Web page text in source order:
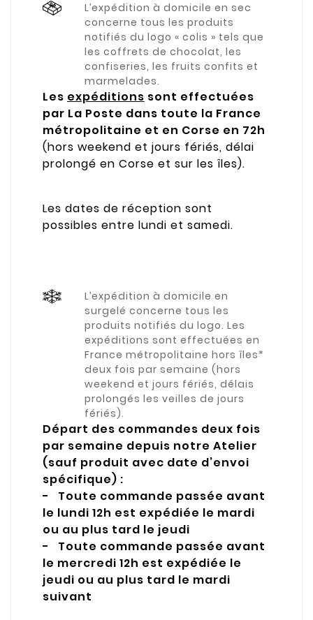
L’expédition à domicile en sec
concerne tous les produits
notifiés du logo « colis » tels que
les coffrets de chocolat, les
confiseries, les fruits confits et
marmelades.
Les expéditions sont effectuées
par La Poste dans toute la France
métropolitaine et en Corse en 72h
(hors weekend et jours fériés, délai
prolongé en Corse et sur les îles).
Les dates de réception sont
possibles entre lundi et samedi.
L’expédition à domicile en
surgelé concerne tous les
produits notifiés du logo. Les
expéditions sont effectuées en
France métropolitaine hors îles*
deux fois par semaine (hors
weekend et jours fériés, délais
prolongés les veilles de jours
fériés).
Départ des commandes deux fois
par semaine depuis notre Atelier
(sauf produit avec date d’envoi
spécifique) :
- Toute commande passée avant
le lundi 12h est expédiée le mardi
ou au plus tard le jeudi
- Toute commande passée avant
le mercredi 12h est expédiée le
jeudi ou au plus tard le mardi
suivant